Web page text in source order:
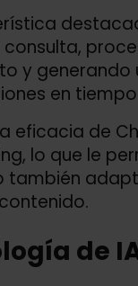
consulta,
y generando
en
eficacia de
lo que le
también
de